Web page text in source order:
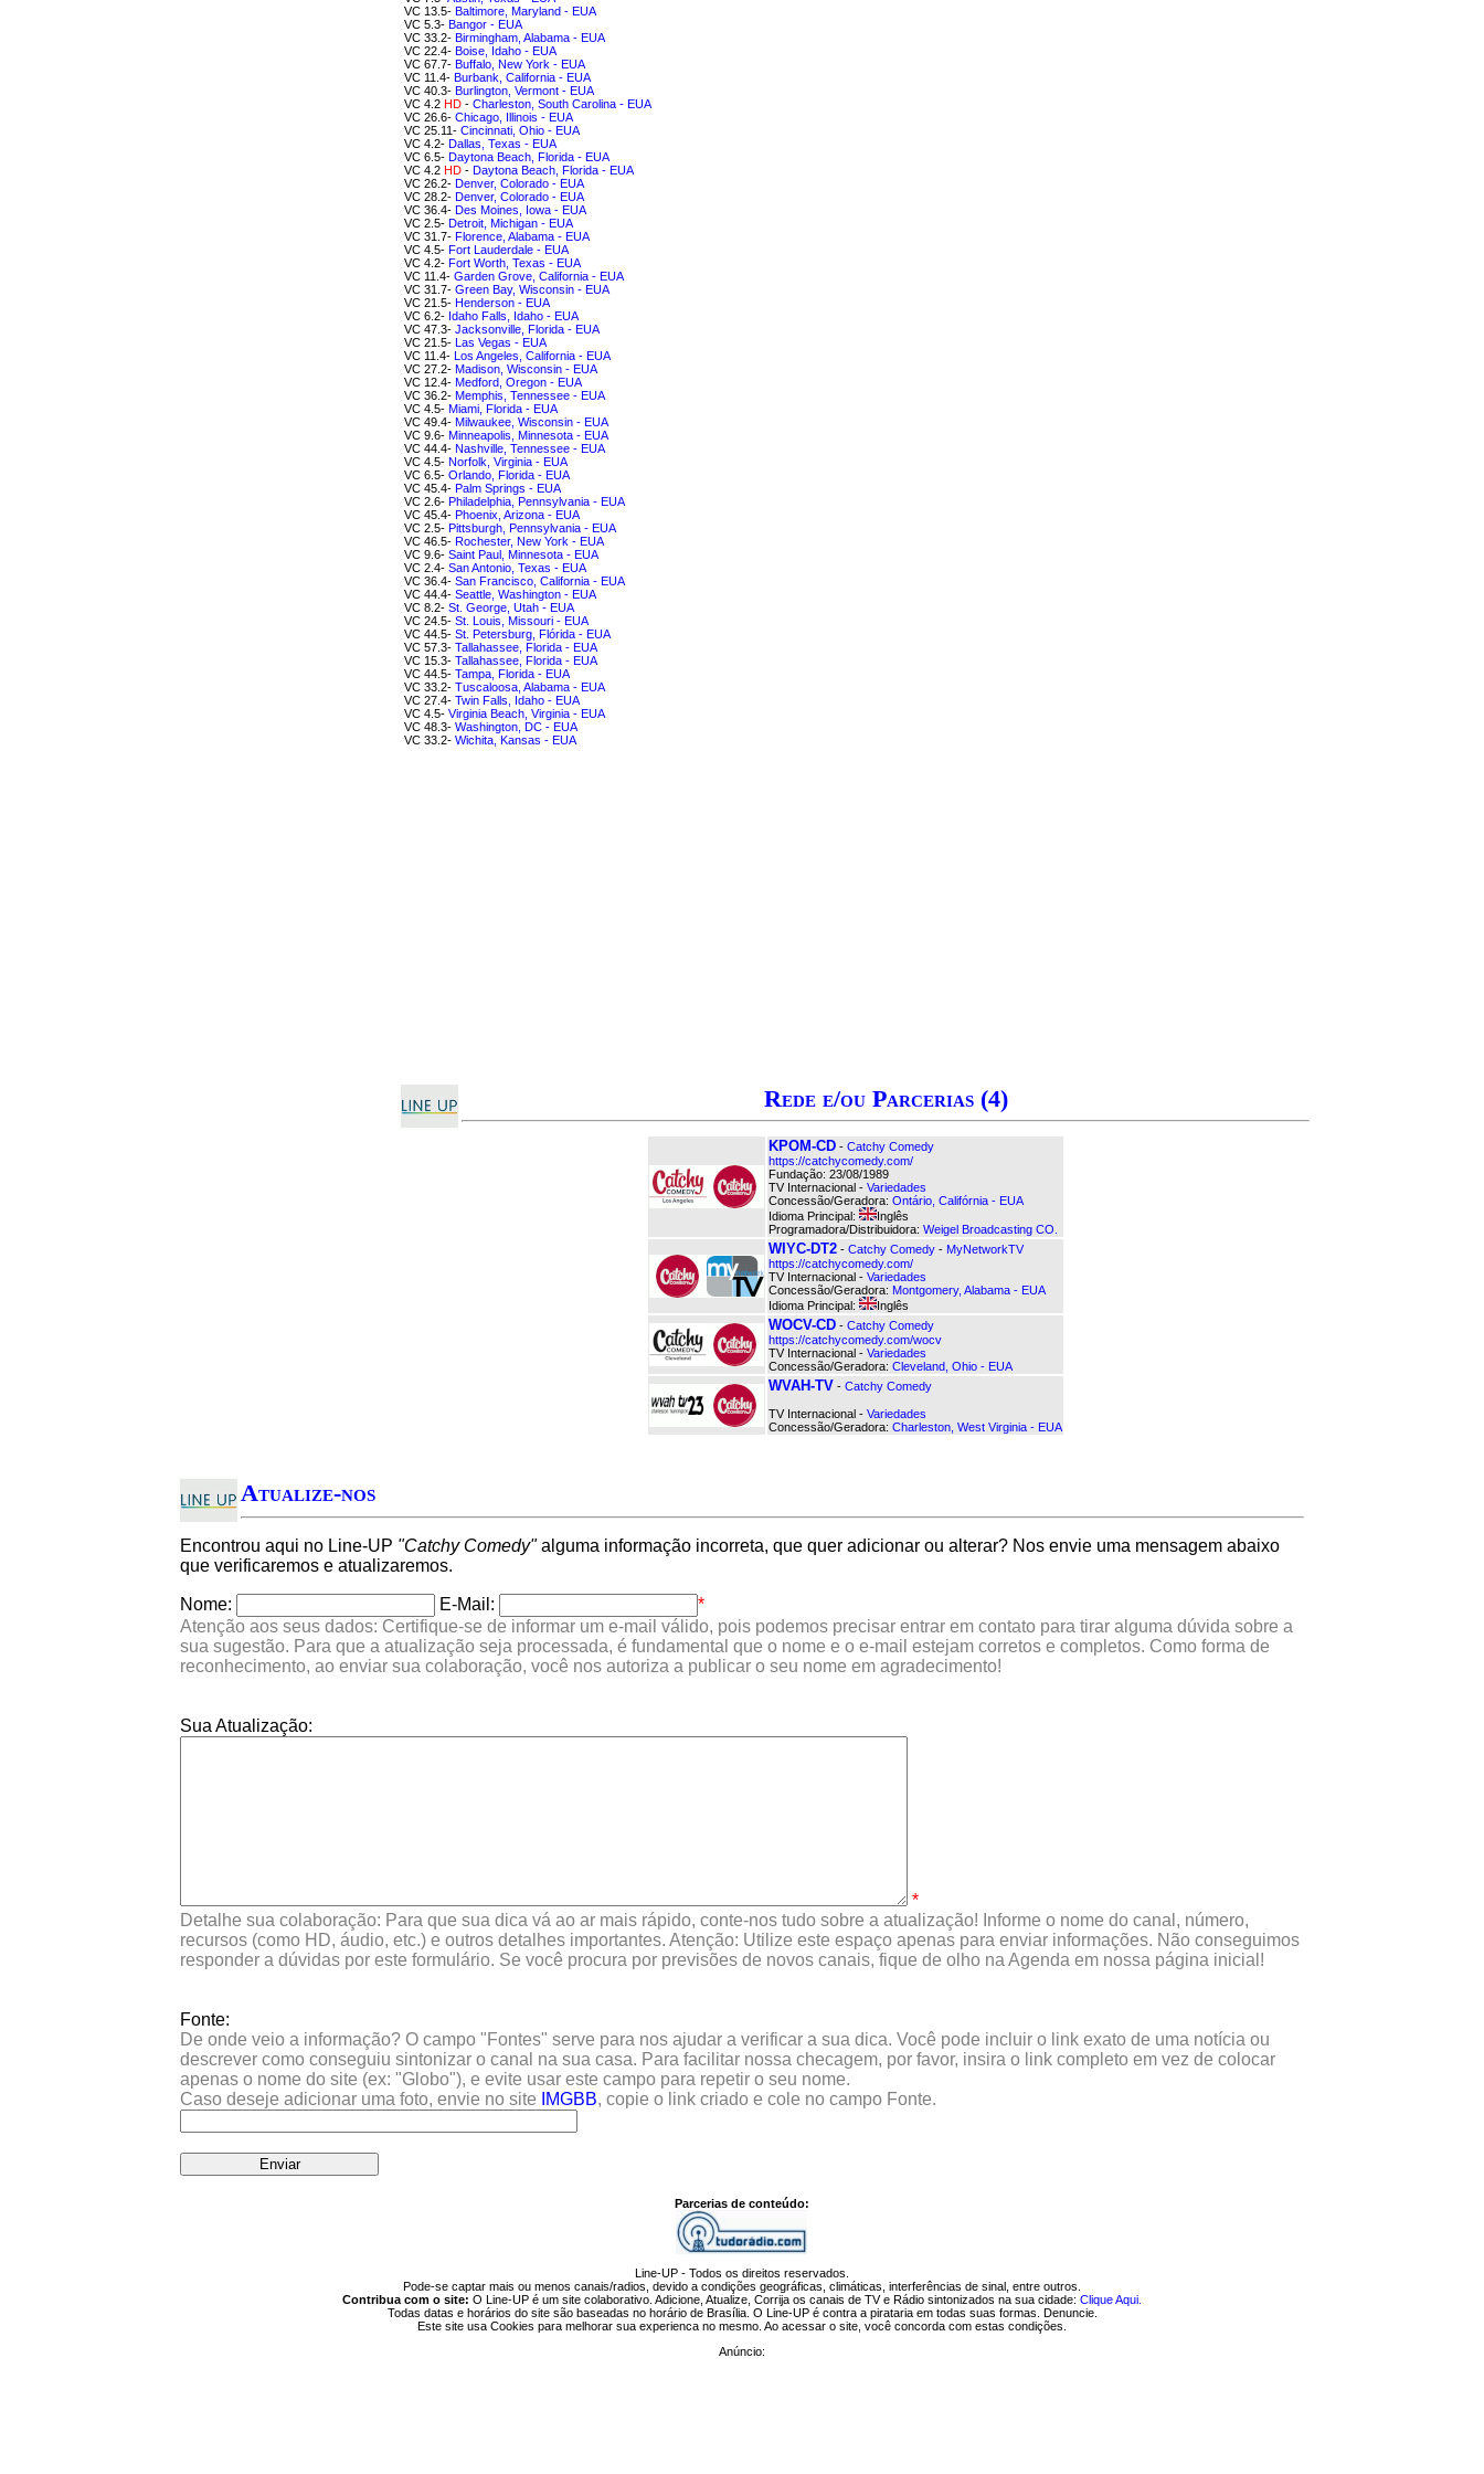
VC 13.5- Baltimore, Maryland - EUA
VC 5.3- Bangor - EUA
VC 33.2- Birmingham, Alabama - EUA
VC 22.4- Boise, Idaho - EUA
VC 67.7- Buffalo, New York - EUA
VC 11.4- Burbank, California - EUA
VC 40.3- Burlington, Vermont - EUA
VC 4.2 HD - Charleston, South Carolina - EUA
VC 26.6- Chicago, Illinois - EUA
VC 25.11- Cincinnati, Ohio - EUA
VC 4.2- Dallas, Texas - EUA
VC 6.5- Daytona Beach, Florida - EUA
VC 4.2 HD - Daytona Beach, Florida - EUA
VC 26.2- Denver, Colorado - EUA
VC 28.2- Denver, Colorado - EUA
VC 36.4- Des Moines, Iowa - EUA
VC 2.5- Detroit, Michigan - EUA
VC 31.7- Florence, Alabama - EUA
VC 4.5- Fort Lauderdale - EUA
VC 4.2- Fort Worth, Texas - EUA
VC 11.4- Garden Grove, California - EUA
VC 31.7- Green Bay, Wisconsin - EUA
VC 21.5- Henderson - EUA
VC 6.2- Idaho Falls, Idaho - EUA
VC 47.3- Jacksonville, Florida - EUA
VC 21.5- Las Vegas - EUA
VC 11.4- Los Angeles, California - EUA
VC 27.2- Madison, Wisconsin - EUA
VC 12.4- Medford, Oregon - EUA
VC 36.2- Memphis, Tennessee - EUA
VC 4.5- Miami, Florida - EUA
VC 49.4- Milwaukee, Wisconsin - EUA
VC 9.6- Minneapolis, Minnesota - EUA
VC 44.4- Nashville, Tennessee - EUA
VC 4.5- Norfolk, Virginia - EUA
VC 6.5- Orlando, Florida - EUA
VC 45.4- Palm Springs - EUA
VC 2.6- Philadelphia, Pennsylvania - EUA
VC 45.4- Phoenix, Arizona - EUA
VC 2.5- Pittsburgh, Pennsylvania - EUA
VC 46.5- Rochester, New York - EUA
VC 9.6- Saint Paul, Minnesota - EUA
VC 2.4- San Antonio, Texas - EUA
VC 36.4- San Francisco, California - EUA
VC 44.4- Seattle, Washington - EUA
VC 8.2- St. George, Utah - EUA
VC 24.5- St. Louis, Missouri - EUA
VC 44.5- St. Petersburg, Flórida - EUA
VC 57.3- Tallahassee, Florida - EUA
VC 15.3- Tallahassee, Florida - EUA
VC 44.5- Tampa, Florida - EUA
VC 33.2- Tuscaloosa, Alabama - EUA
VC 27.4- Twin Falls, Idaho - EUA
VC 4.5- Virginia Beach, Virginia - EUA
VC 48.3- Washington, DC - EUA
VC 33.2- Wichita, Kansas - EUA
Rede e/ou Parcerias (4)
KPOM-CD- Catchy Comedy
https://catchycomedy.com/
Fundação: 23/08/1989
TV Internacional - Variedades
Concessão/Geradora: Ontário, Califórnia - EUA
Idioma Principal:
Inglês
Programadora/Distribuidora: Weigel Broadcasting CO.
WIYC-DT2- Catchy Comedy- MyNetworkTV
https://catchycomedy.com/
TV Internacional - Variedades
Concessão/Geradora: Montgomery, Alabama - EUA
Idioma Principal:
Inglês
WOCV-CD- Catchy Comedy
https://catchycomedy.com/wocv
TV Internacional - Variedades
Concessão/Geradora: Cleveland, Ohio - EUA
WVAH-TV - Catchy Comedy
TV Internacional - Variedades
Concessão/Geradora: Charleston, West Virginia - EUA
Atualize-nos
Encontrou aqui no Line-UP "Catchy Comedy"alguma informação incorreta, que quer adicionar ou alterar? Nos envie uma mensagem abaixo
que verificaremos e atualizaremos.
Nome: E-Mail:
*
Atenção aos seus dados: Certifique-se de informar um e-mail válido, pois podemos precisar entrar em contato para tirar alguma dúvida sobre a
sua sugestão. Para que a atualização seja processada, é fundamental que o nome e o e-mail estejam corretos e completos. Como forma de
reconhecimento, ao enviar sua colaboração, você nos autoriza a publicar o seu nome em agradecimento!
Sua Atualização:
*
Detalhe sua colaboração: Para que sua dica vá ao ar mais rápido, conte-nos tudo sobre a atualização! Informe o nome do canal, número,
recursos (como HD, áudio, etc.) e outros detalhes importantes. Atenção: Utilize este espaço apenas para enviar informações. Não conseguimos
responder a dúvidas por este formulário. Se você procura por previsões de novos canais, fique de olho na Agenda em nossa página inicial!
Fonte:
De onde veio a informação? O campo "Fontes" serve para nos ajudar a verificar a sua dica. Você pode incluir o link exato de uma notícia ou
descrever como conseguiu sintonizar o canal na sua casa. Para facilitar nossa checagem, por favor, insira o link completo em vez de colocar
apenas o nome do site (ex: "Globo"), e evite usar este campo para repetir o seu nome.
Caso deseje adicionar uma foto, envie no site
IMGBB, copie o link criado e cole no campo Fonte.
Parcerias de conteúdo:
Line-UP - Todos os direitos reservados.
Pode-se captar mais ou menos canais/radios, devido a condições geográficas, climáticas, interferências de sinal, entre outros.
Contribua com o site: O Line-UP é um site colaborativo. Adicione, Atualize, Corrija os canais de TV e Rádio sintonizados na sua cidade: Clique Aqui.
Todas datas e horários do site são baseadas no horário de Brasília. O Line-UP é contra a pirataria em todas suas formas. Denuncie.
Este site usa Cookies para melhorar sua experienca no mesmo. Ao acessar o site, você concorda com estas condições.
Anúncio: